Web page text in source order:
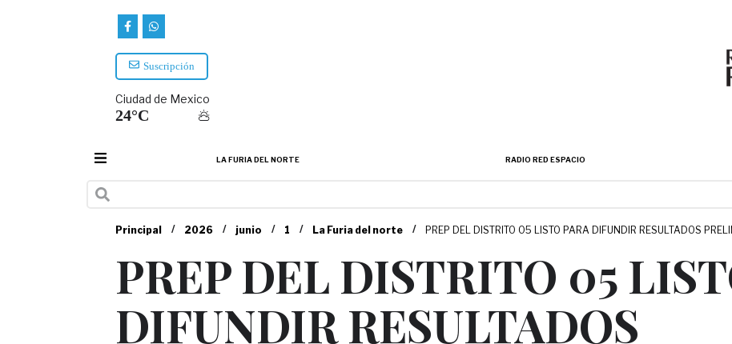
Suscripción
Ciudad de Mexico
24°C
LA FURIA DEL NORTE RADIO RED ESPACIO
Principal / 2026 / junio / 1 / La Furia del norte / PREP DEL DISTRITO 05 LISTO PARA DIFUNDIR RESULTADOS
PREP DEL DISTRITO 05
DIFUNDIR RESULTADOS